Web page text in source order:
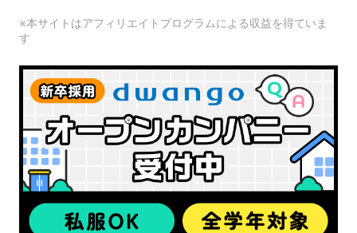
※本サイトはアフィリエイトプログラムによる収益を得ていま
す